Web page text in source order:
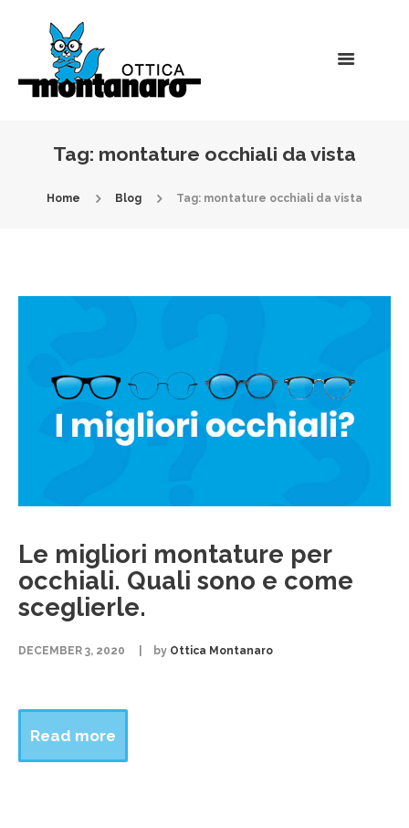
Tag: montature occhiali da vista
Home Blog Tag: montature occhiali da vista
Le migliori montature per
occhiali. Quali sono e come
sceglierle.
DECEMBER 3, 2020 by Ottica Montanaro
Read more